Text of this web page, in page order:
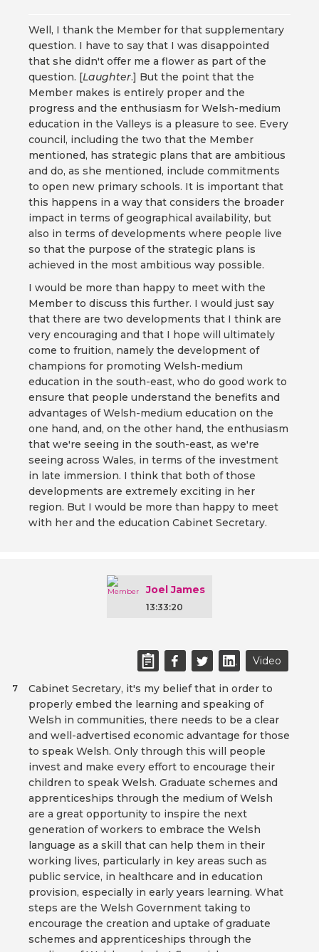
Well, I thank the Member for that supplementary
question. I have to say that I was disappointed
that she didn't offer me a flower as part of the
question. [Laughter.] But the point that the
Member makes is entirely proper and the
progress and the enthusiasm for Welsh-medium
education in the Valleys is a pleasure to see. Every
council, including the two that the Member
mentioned, has strategic plans that are ambitious
and do, as she mentioned, include commitments
to open new primary schools. It is important that
this happens in a way that considers the broader
impact in terms of geographical availability, but
also in terms of developments where people live
so that the purpose of the strategic plans is
achieved in the most ambitious way possible.
I would be more than happy to meet with the
Member to discuss this further. I would just say
that there are two developments that I think are
very encouraging and that I hope will ultimately
come to fruition, namely the development of
champions for promoting Welsh-medium
education in the south-east, who do good work to
ensure that people understand the benefits and
advantages of Welsh-medium education on the
one hand, and, on the other hand, the enthusiasm
that we're seeing in the south-east, as we're
seeing across Wales, in terms of the investment
in late immersion. I think that both of those
developments are extremely exciting in her
region. But I would be more than happy to meet
with her and the education Cabinet Secretary.
Joel James
13:33:20
Video
Cabinet Secretary, it's my belief that in order to
properly embed the learning and speaking of
Welsh in communities, there needs to be a clear
and well-advertised economic advantage for those
to speak Welsh. Only through this will people
invest and make every effort to encourage their
children to speak Welsh. Graduate schemes and
apprenticeships through the medium of Welsh
are a great opportunity to inspire the next
generation of workers to embrace the Welsh
language as a skill that can help them in their
working lives, particularly in key areas such as
public service, in healthcare and in education
provision, especially in early years learning. What
steps are the Welsh Government taking to
encourage the creation and uptake of graduate
schemes and apprenticeships through the
7